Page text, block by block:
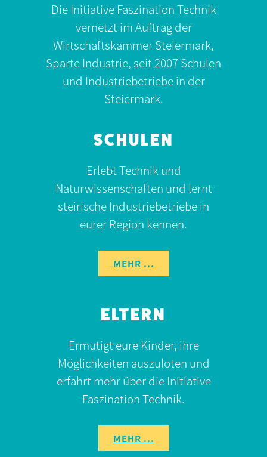
Die Initiative Faszination Technik
vernetzt im Auftrag der
Wirtschaftskammer Steiermark,
Sparte Industrie, seit 2007 Schulen
und Industriebetriebe in der
Steiermark.
SCHULEN
Erlebt Technik und
Naturwissenschaften und lernt
steirische Industriebetriebe in
eurer Region kennen.
MEHR ...
ELTERN
Ermutigt eure Kinder, ihre
Möglichkeiten auszuloten und
erfahrt mehr über die Initiative
Faszination Technik.
MEHR ...